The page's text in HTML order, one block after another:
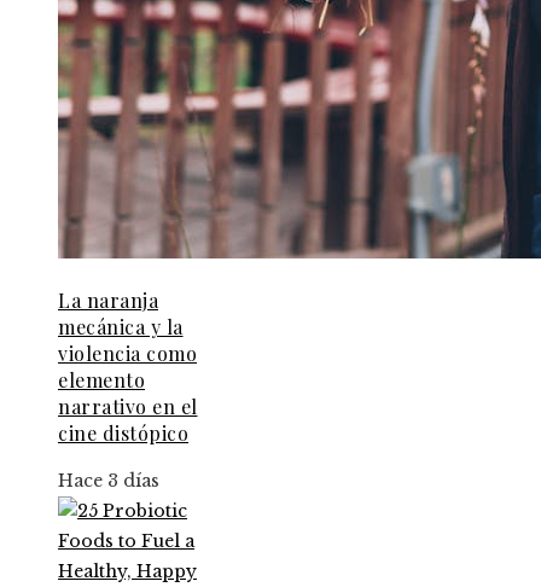
La naranja
mecánica y la
violencia como
elemento
narrativo en el
cine distópico
Hace 3 días